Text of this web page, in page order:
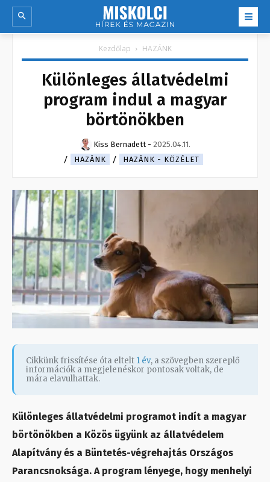
Kezdőlap HAZÁNK
Különleges állatvédelmi
program indul a magyar
börtönökben
Kiss Bernadett - 2025.04.11.
HAZÁNK
HAZÁNK - KÖZÉLET
Cikkünk frissítése óta eltelt 1 év, a szövegben szereplő
információk a megjelenéskor pontosak voltak, de
mára elavulhattak.
Különleges állatvédelmi programot indít a magyar
börtönökben a Közös ügyünk az állatvédelem
Alapítvány és a Büntetés-végrehajtás Országos
Parancsnoksága. A program lényege, hogy menhelyi